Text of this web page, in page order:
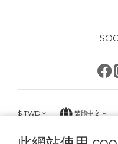
$ TWD 繁體中文